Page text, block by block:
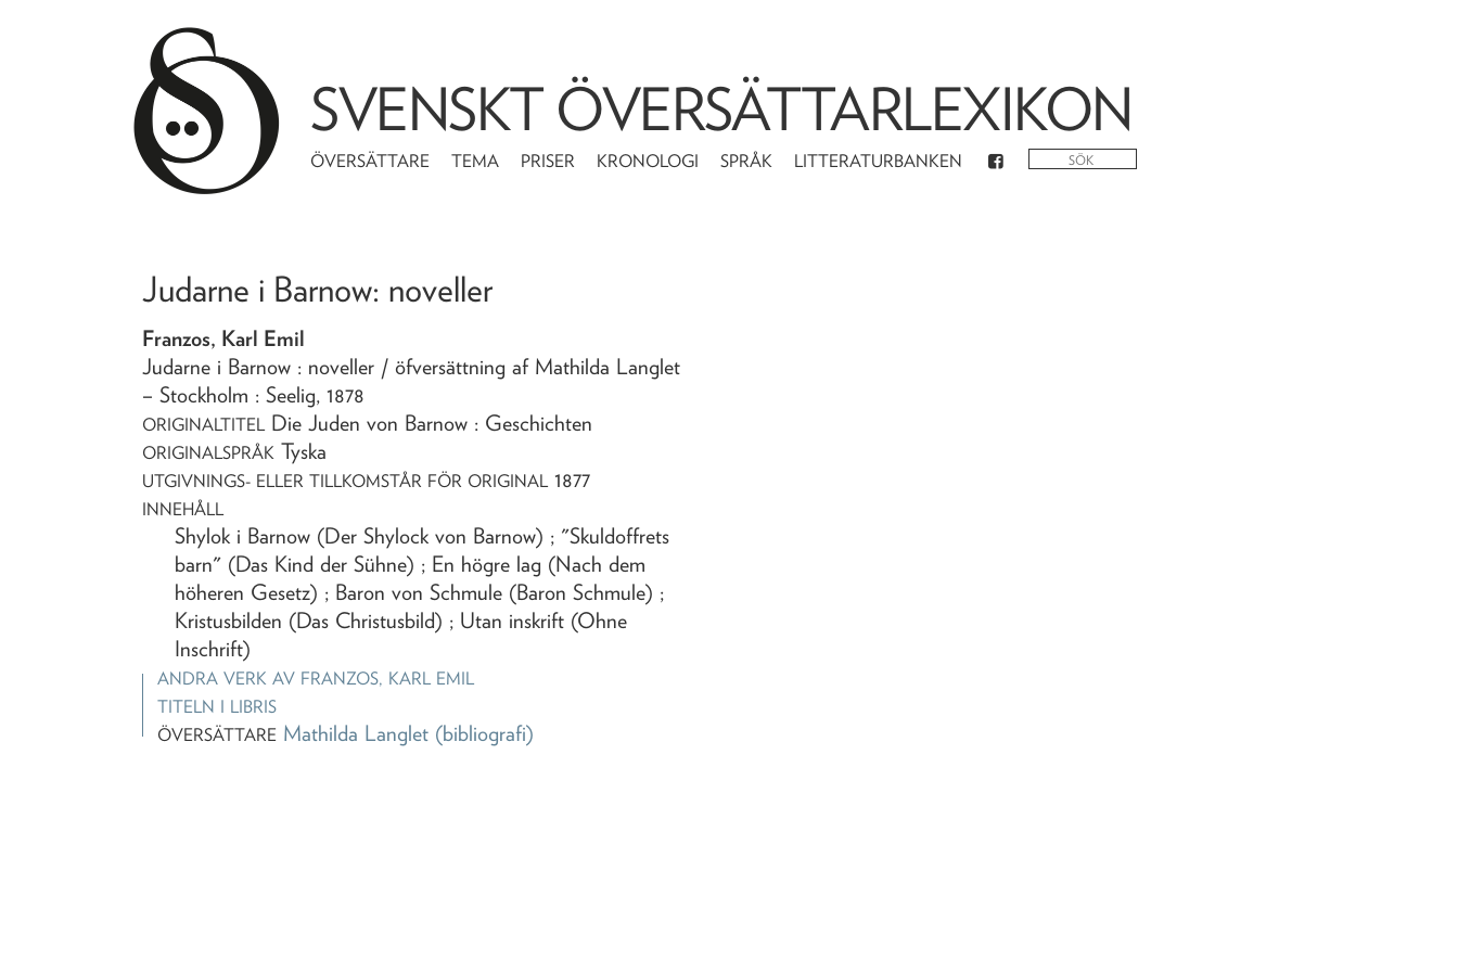
SVENSKT ÖVERSÄTTARLEXIKON
ÖVERSÄTTARE TEMA PRISER KRONOLOGI SPRÅK LITTERATURBANKEN
Judarne i Barnow: noveller
Franzos, Karl Emil
Judarne i Barnow : noveller / öfversättning af Mathilda Langlet
– Stockholm : Seelig,1878
ORIGINALTITEL Die Juden von Barnow : Geschichten
ORIGINALSPRÅK Tyska
UTGIVNINGS- ELLER TILLKOMSTÅR FÖR ORIGINAL 1877
INNEHÅLL
Shylok i Barnow (Der Shylock von Barnow) ; "Skuldoffrets
barn" (Das Kind der Sühne) ; En högre lag (Nach dem
höheren Gesetz) ; Baron von Schmule (Baron Schmule) ;
Kristusbilden (Das Christusbild) ; Utan inskrift (Ohne
Inschrift)
ANDRA VERK AV FRANZOS, KARL EMIL
TITELN I LIBRIS
ÖVERSÄTTARE Mathilda Langlet (bibliografi)